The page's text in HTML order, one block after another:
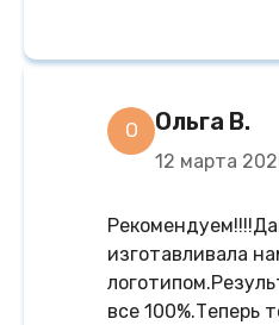
О Ольга В.
12 марта
изготавливала
все 100%.Теперь